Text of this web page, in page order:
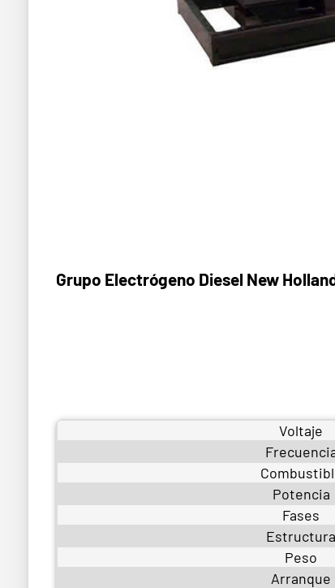
Grupo Electrógeno Diesel New
Voltaje
Potencia
Fases
Estructura
Peso
Arranque